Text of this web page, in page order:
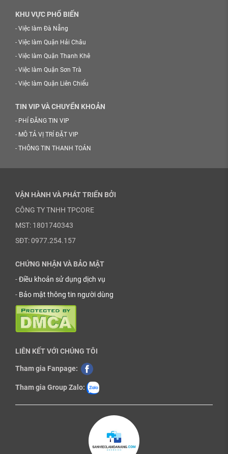
KHU VỰC PHỔ BIẾN
- Việc làm Đà Nẵng
- Việc làm Quận Hải Châu
- Việc làm Quận Thanh Khê
- Việc làm Quận Sơn Trà
- Việc làm Quận Liên Chiểu
TIN VIP VÀ CHUYỂN KHOẢN
- PHÍ ĐĂNG TIN VIP
- MÔ TẢ VỊ TRÍ ĐẶT VIP
- THÔNG TIN THANH TOÁN
VẬN HÀNH VÀ PHÁT TRIỂN BỞI
CÔNG TY TNHH TPCORE
MST: 1801740343
SĐT: 0977.254.157
CHỨNG NHẬN VÀ BẢO MẬT
-Điều khoản sử dụng dịch vụ
- Bảo mật thông tin người dùng
LIÊN KẾT VỚI CHÚNG TÔI
Tham gia Fanpage:
Tham gia Group Zalo: